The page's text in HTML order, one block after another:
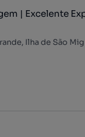
| Excelente
Ilha de São